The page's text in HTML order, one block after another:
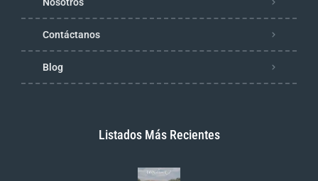
Contáctanos
Blog
Listados Más Recientes